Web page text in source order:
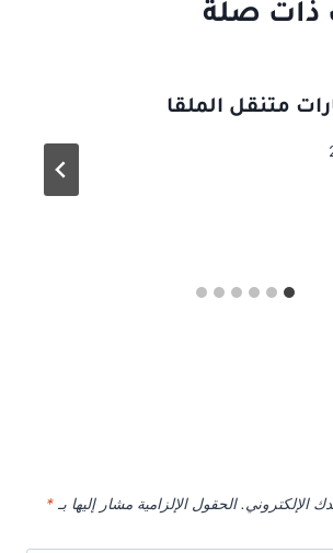
ذات صلة
متنقل الملقا
الإلكتروني. الحقول الإلزامية مشار إليها بـ *